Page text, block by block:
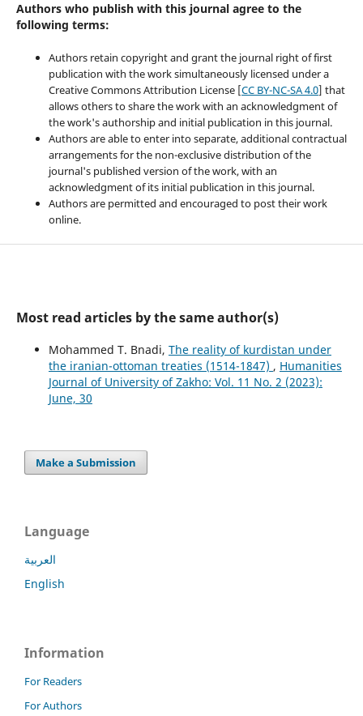
Authors who publish with this journal agree to the
following terms:
Authors retain copyright and grant the journal right of first
publication with the work simultaneously licensed under a
Creative Commons Attribution License [CC BY-NC-SA 4.0] that
allows others to share the work with an acknowledgment of
the work's authorship and initial publication in this journal.
Authors are able to enter into separate, additional contractual
arrangements for the non-exclusive distribution of the
journal's published version of the work, with an
acknowledgment of its initial publication in this journal.
Authors are permitted and encouraged to post their work
online.
Most read articles by the same author(s)
Mohammed T. Bnadi, The reality of kurdistan under
the iranian-ottoman treaties (1514-1847) , Humanities
Journal of University of Zakho: Vol. 11 No. 2 (2023):
June, 30
Make a Submission
Language
العربية
English
Information
For Readers
For Authors